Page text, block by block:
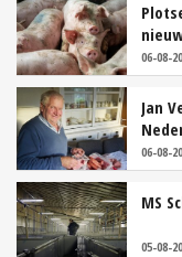
06-08-
Jan
06-08-
MS
05-08-